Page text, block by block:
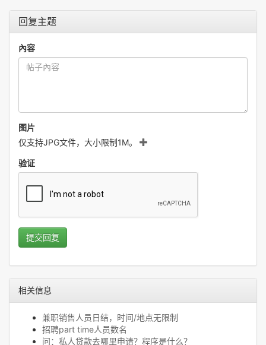
回复主题
內容
图片
仅支持JPG文件，大小限制1M。
验证
提交回复
相关信息
兼职销售人员日结，时间/地点无限制
招聘part time人员数名
问：私人贷款去哪里申请？程序是什么？